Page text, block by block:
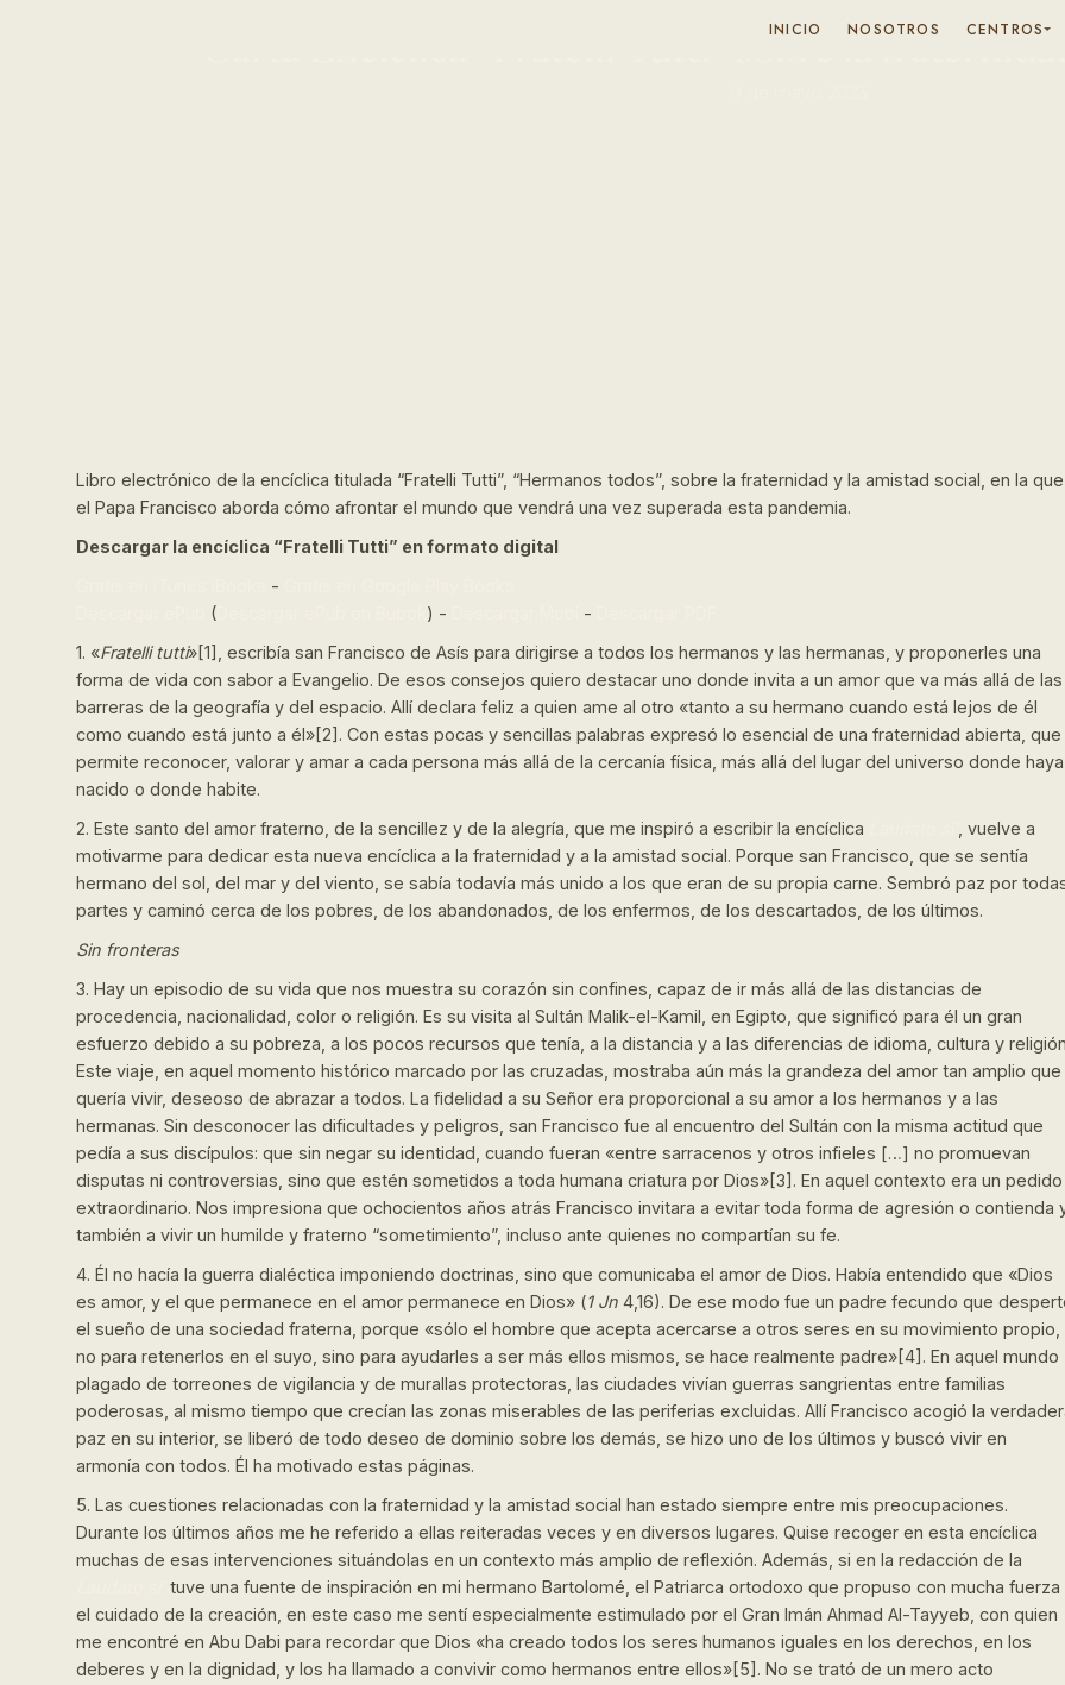
INICIO NOSOTROS CENTROS
Carta Encíclica “Fratelli Tutti” sobre la
Libro electrónico de la encíclica titulada “Fratelli Tutti”, “Hermanos todos”, sobre la fraternidad y la amistad social, en la que
el Papa Francisco aborda cómo afrontar el mundo que vendrá una vez superada esta pandemia.
Descargar la encíclica “Fratelli Tutti” en formato digital
-
( ) - -
1. «Fratelli tutti»[1], escribía san Francisco de Asís para dirigirse a todos los hermanos y las hermanas, y proponerles una
forma de vida con sabor a Evangelio. De esos consejos quiero destacar uno donde invita a un amor que va más allá de las
barreras de la geografía y del espacio. Allí declara feliz a quien ame al otro «tanto a su hermano cuando está lejos de él
como cuando está junto a él»[2]. Con estas pocas y sencillas palabras expresó lo esencial de una fraternidad abierta, que
permite reconocer, valorar y amar a cada persona más allá de la cercanía física, más allá del lugar del universo donde haya
nacido o donde habite.
2. Este santo del amor fraterno, de la sencillez y de la alegría, que me inspiró a escribir la encíclica
, vuelve a
motivarme para dedicar esta nueva encíclica a la fraternidad y a la amistad social. Porque san Francisco, que se sentía
hermano del sol, del mar y del viento, se sabía todavía más unido a los que eran de su propia carne. Sembró paz por
partes y caminó cerca de los pobres, de los abandonados, de los enfermos, de los descartados, de los últimos.
Sin fronteras
3. Hay un episodio de su vida que nos muestra su corazón sin confines, capaz de ir más allá de las distancias de
procedencia, nacionalidad, color o religión. Es su visita al Sultán Malik-el-Kamil, en Egipto, que significó para él un gran
esfuerzo debido a su pobreza, a los pocos recursos que tenía, a la distancia y a las diferencias de idioma, cultura y
Este viaje, en aquel momento histórico marcado por las cruzadas, mostraba aún más la grandeza del amor tan amplio que
quería vivir, deseoso de abrazar a todos. La fidelidad a su Señor era proporcional a su amor a los hermanos y a las
hermanas. Sin desconocer las dificultades y peligros, san Francisco fue al encuentro del Sultán con la misma actitud que
pedía a sus discípulos: que sin negar su identidad, cuando fueran «entre sarracenos y otros infieles […] no promuevan
disputas ni controversias, sino que estén sometidos a toda humana criatura por Dios»[3]. En aquel contexto era un pedido
extraordinario. Nos impresiona que ochocientos años atrás Francisco invitara a evitar toda forma de agresión o contienda
también a vivir un humilde y fraterno “sometimiento”, incluso ante quienes no compartían su fe.
4. Él no hacía la guerra dialéctica imponiendo doctrinas, sino que comunicaba el amor de Dios. Había entendido que «Dios
es amor, y el que permanece en el amor permanece en Dios» (1 Jn 4,16). De ese modo fue un padre fecundo que
el sueño de una sociedad fraterna, porque «sólo el hombre que acepta acercarse a otros seres en su movimiento propio,
no para retenerlos en el suyo, sino para ayudarles a ser más ellos mismos, se hace realmente padre»[4]. En aquel mundo
plagado de torreones de vigilancia y de murallas protectoras, las ciudades vivían guerras sangrientas entre familias
poderosas, al mismo tiempo que crecían las zonas miserables de las periferias excluidas. Allí Francisco acogió la
paz en su interior, se liberó de todo deseo de dominio sobre los demás, se hizo uno de los últimos y buscó vivir en
armonía con todos. Él ha motivado estas páginas.
5. Las cuestiones relacionadas con la fraternidad y la amistad social han estado siempre entre mis preocupaciones.
Durante los últimos años me he referido a ellas reiteradas veces y en diversos lugares. Quise recoger en esta encíclica
muchas de esas intervenciones situándolas en un contexto más amplio de reflexión. Además, si en la redacción de la
tuve una fuente de inspiración en mi hermano Bartolomé, el Patriarca ortodoxo que propuso con mucha fuerza
el cuidado de la creación, en este caso me sentí especialmente estimulado por el Gran Imán Ahmad Al-Tayyeb, con quien
me encontré en Abu Dabi para recordar que Dios «ha creado todos los seres humanos iguales en los derechos, en los
deberes y en la dignidad, y los ha llamado a convivir como hermanos entre ellos»[5]. No se trató de un mero acto